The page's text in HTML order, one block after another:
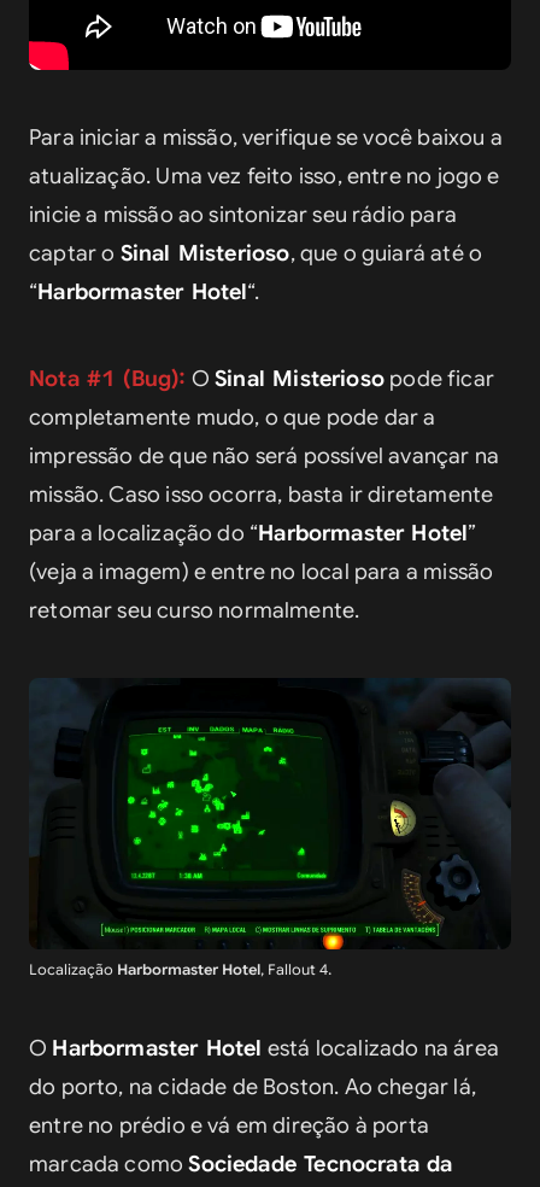
Para iniciar a missão, verifique se você baixou a
atualização. Uma vez feito isso, entre no jogo e
inicie a missão ao sintonizar seu rádio para
captar o Sinal Misterioso, que o guiará até o
“Harbormaster Hotel“.
Nota #1 (Bug): O Sinal Misterioso pode ficar
completamente mudo, o que pode dar a
impressão de que não será possível avançar na
missão. Caso isso ocorra, basta ir diretamente
para a localização do “Harbormaster Hotel”
(veja a imagem) e entre no local para a missão
retomar seu curso normalmente.
Localização Harbormaster Hotel, Fallout 4.
O Harbormaster Hotel está localizado na área
do porto, na cidade de Boston. Ao chegar lá,
entre no prédio e vá em direção à porta
marcada como Sociedade Tecnocrata da